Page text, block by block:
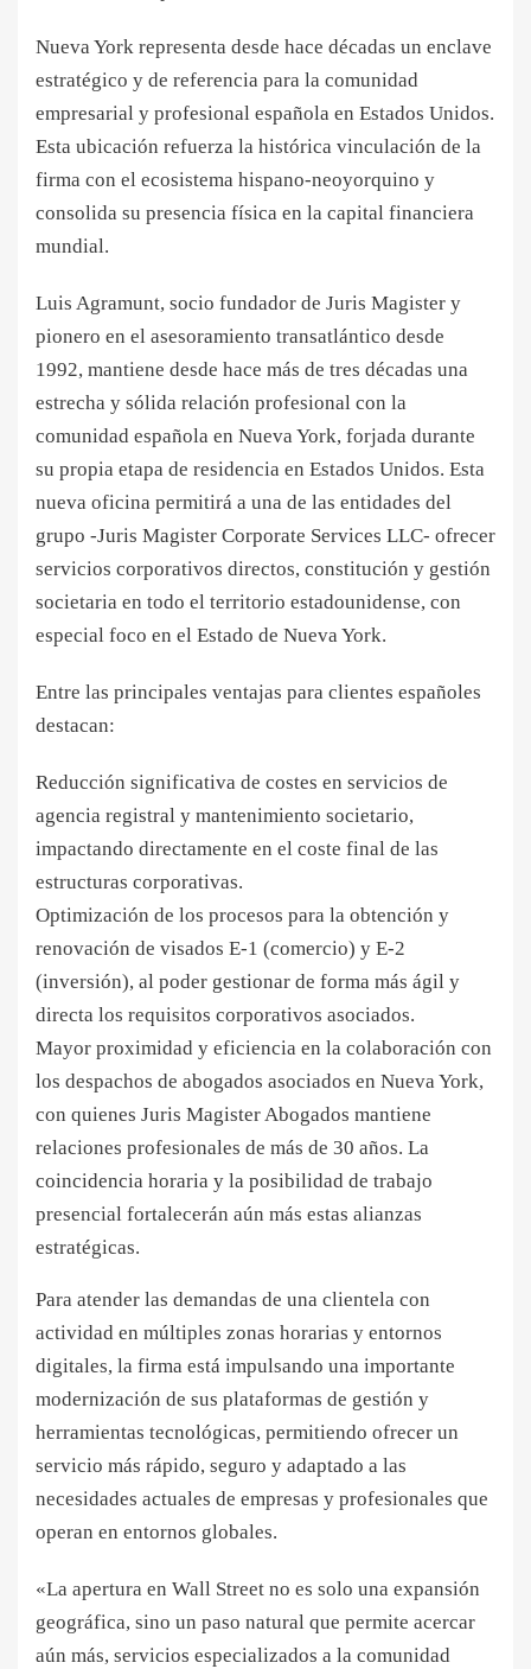
Nueva York representa desde hace décadas un enclave
estratégico y de referencia para la comunidad
empresarial y profesional española en Estados Unidos.
Esta ubicación refuerza la histórica vinculación de la
firma con el ecosistema hispano-neoyorquino y
consolida su presencia física en la capital financiera
mundial.
Luis Agramunt, socio fundador de Juris Magister y
pionero en el asesoramiento transatlántico desde
1992, mantiene desde hace más de tres décadas una
estrecha y sólida relación profesional con la
comunidad española en Nueva York, forjada durante
su propia etapa de residencia en Estados Unidos. Esta
nueva oficina permitirá a una de las entidades del
grupo -Juris Magister Corporate Services LLC- ofrecer
servicios corporativos directos, constitución y gestión
societaria en todo el territorio estadounidense, con
especial foco en el Estado de Nueva York.
Entre las principales ventajas para clientes españoles
destacan:
Reducción significativa de costes en servicios de
agencia registral y mantenimiento societario,
impactando directamente en el coste final de las
estructuras corporativas.
Optimización de los procesos para la obtención y
renovación de visados E-1 (comercio) y E-2
(inversión), al poder gestionar de forma más ágil y
directa los requisitos corporativos asociados.
Mayor proximidad y eficiencia en la colaboración con
los despachos de abogados asociados en Nueva York,
con quienes Juris Magister Abogados mantiene
relaciones profesionales de más de 30 años. La
coincidencia horaria y la posibilidad de trabajo
presencial fortalecerán aún más estas alianzas
estratégicas.
Para atender las demandas de una clientela con
actividad en múltiples zonas horarias y entornos
digitales, la firma está impulsando una importante
modernización de sus plataformas de gestión y
herramientas tecnológicas, permitiendo ofrecer un
servicio más rápido, seguro y adaptado a las
necesidades actuales de empresas y profesionales que
operan en entornos globales.
«La apertura en Wall Street no es solo una expansión
geográfica, sino un paso natural que permite acercar
aún más, servicios especializados a la comunidad